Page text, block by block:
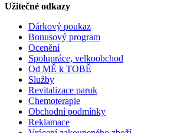
Užitečné odkazy
Dárkový poukaz
Bonusový program
Ocenění
Spolupráce, velkoobchod
Od MĚ k TOBĚ
Služby
Revitalizace paruk
Chemoterapie
Obchodní podmínky
Reklamace